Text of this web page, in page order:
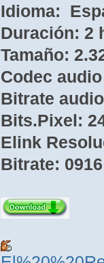
Idioma:
Duración: 2
Tamaño:
Codec
Bitrate
Bits.Pixel:
Elink
Bitrate: 0916